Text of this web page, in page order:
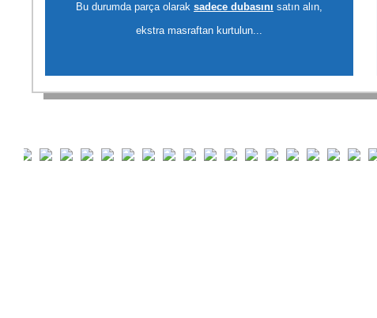
Bu durumda parça olarak sadece dubasını satın alın,
ekstra masraftan kurtulun...